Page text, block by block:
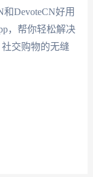
DevoteCN好用
，帮你轻松解决
交购物的无缝